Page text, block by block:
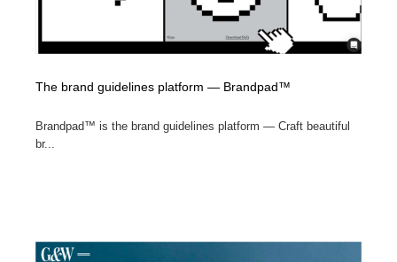
The brand guidelines platform — Brandpad™
Brandpad™ is the brand guidelines platform — Craft beautiful
br...